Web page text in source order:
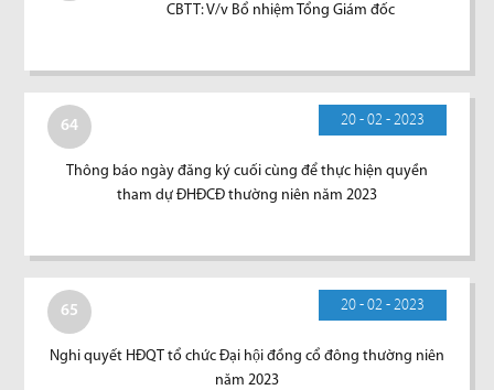
CBTT: V/v Bổ nhiệm Tổng Giám đốc
64 20 - 02 - 2023
Thông báo ngày đăng ký cuối cùng để thực hiện quyền
tham dự ĐHĐCĐ thường niên năm 2023
65 20 - 02 - 2023
Nghi quyết HĐQT tổ chức Đại hội đồng cổ đông thường niên
năm 2023